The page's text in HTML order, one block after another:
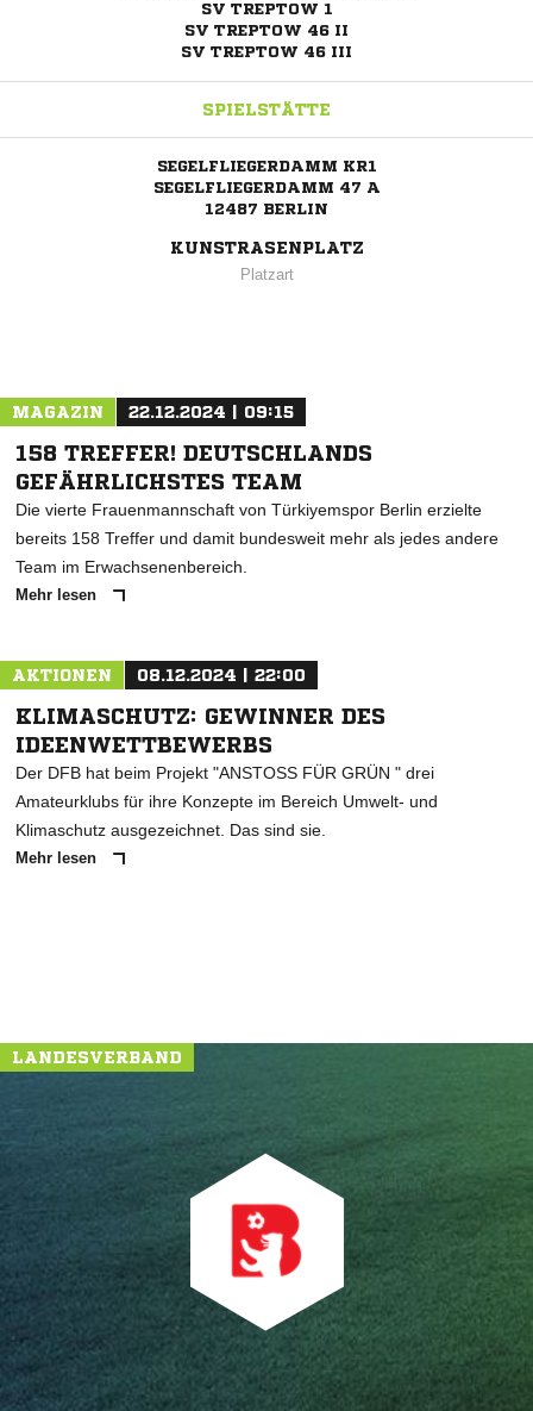
SV TREPTOW 1
SV TREPTOW 46 II
SV TREPTOW 46 III
SPIELSTÄTTE
SEGELFLIEGERDAMM KR1
SEGELFLIEGERDAMM 47 A
12487 BERLIN
KUNSTRASENPLATZ
Platzart
MAGAZIN 22.12.2024 | 09:15
158 TREFFER! DEUTSCHLANDS
GEFÄHRLICHSTES TEAM
Die vierte Frauenmannschaft von Türkiyemspor Berlin erzielte
bereits 158 Treffer und damit bundesweit mehr als jedes andere
Team im Erwachsenenbereich.
Mehr lesen
AKTIONEN 08.12.2024 | 22:00
KLIMASCHUTZ: GEWINNER DES
IDEENWETTBEWERBS
Der DFB hat beim Projekt "ANSTOSS FÜR GRÜN " drei
Amateurklubs für ihre Konzepte im Bereich Umwelt- und
Klimaschutz ausgezeichnet. Das sind sie.
Mehr lesen
LANDESVERBAND